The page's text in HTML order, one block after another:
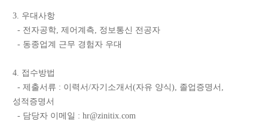
3. 우대사항
- 전자공학, 제어계측, 정보통신 전공자
- 동종업계 근무 경험자 우대
4. 접수방법
- 제출서류 : 이력서/자기소개서(자유 양식), 졸업증명서,
성적증명서
- 담당자 이메일 : hr@zinitix.com